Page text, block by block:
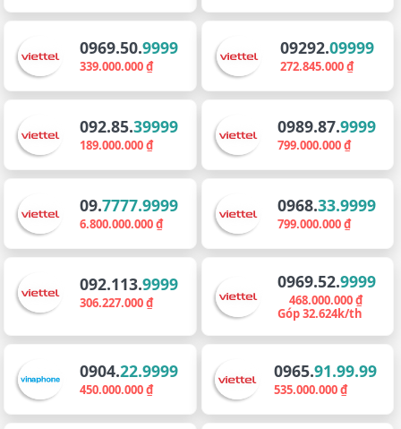
0969.50.9999
339.000.000 ₫
09292.09999
272.845.000 ₫
092.85.39999
189.000.000 ₫
0989.87.9999
799.000.000 ₫
09.7777.9999
6.800.000.000 ₫
0968.33.9999
799.000.000 ₫
092.113.9999
306.227.000 ₫
0969.52.9999
468.000.000 ₫
Góp 32.624k/th
0904.22.9999
450.000.000 ₫
0965.91.99.99
535.000.000 ₫